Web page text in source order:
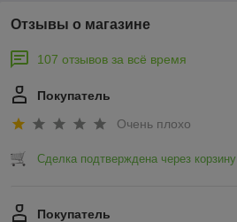
Отзывы о магазине
107 отзывов за всё время
Покупатель
Очень плохо
Сделка подтверждена через корзину
Покупатель